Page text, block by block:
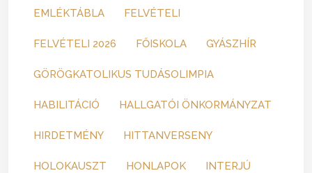
EMLÉKTÁBLA FELVÉTELI
FELVÉTELI 2026 FŐISKOLA GYÁSZHÍR
GÖRÖGKATOLIKUS TUDÁSOLIMPIA
HABILITÁCIÓ HALLGATÓI ÖNKORMÁNYZAT
HIRDETMÉNY HITTANVERSENY
HOLOKAUSZT HONLAPOK INTERJÚ